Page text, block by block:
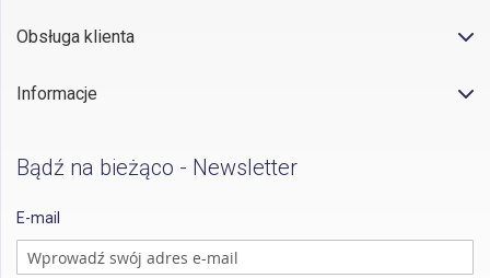
Obsługa klienta
Informacje
Bądź na bieżąco - Newsletter
E-mail